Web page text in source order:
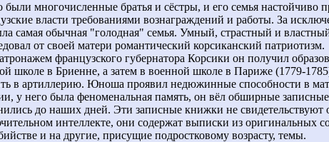
были многочисленные братья и сёстры, и его семья настойчиво
власти требованиями вознаграждений и работы. За
самая обычная "голодная" семья. Умный, страстный и
от своей матери романтический корсиканский патриотизм.
французского губернатора Корсики он получил
школе в Бриенне, а затем в военной школе в Париже (1779-
в артиллерию. Юноша проявил недюжинные способности в
у него была феноменальная память, он вёл обширные
до наших дней. Эти записные книжки не свидетельствуют
интеллекте, они содержат выписки из оригинальных
и на другие, присущие подростковому возрасту, темы.